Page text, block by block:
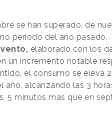
se han superado, de
periodo del año pasado.
, elaborado con los
un incremento notable
el consumo se eleva
año, alcanzando las 3
5 minutos más que en